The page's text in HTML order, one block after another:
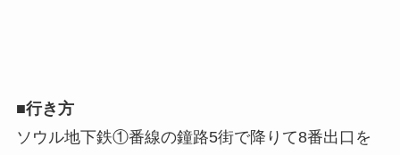
■行き方
ソウル地下鉄①番線の鐘路5街で降りて8番出口を